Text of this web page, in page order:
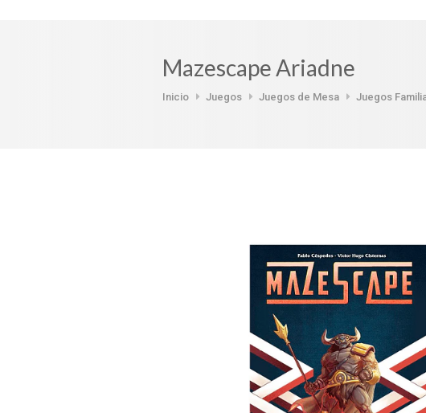
Mazescape Ariadne
Inicio Juegos Juegos de Mesa Juegos